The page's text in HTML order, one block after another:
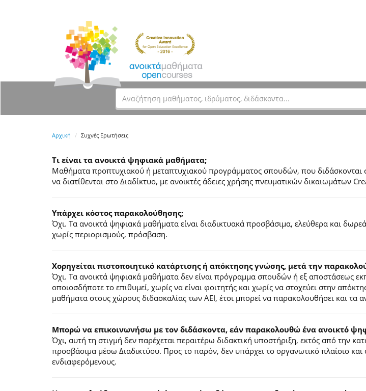
Αρχική Συχνές Ερωτήσεις
Τι είναι τα ανοικτά ψηφιακά μαθήματα;
Μαθήματα προπτυχιακού ή μεταπτυχιακού προγράμματος σπουδών, που διδάσκονται
να διατίθενται στο Διαδίκτυο, με ανοικτές άδειες χρήσης πνευματικών δικαιωμάτων
Υπάρχει κόστος παρακολούθησης;
Όχι. Τα ανοικτά ψηφιακά μαθήματα είναι διαδικτυακά προσβάσιμα, ελεύθερα και
χωρίς περιορισμούς, πρόσβαση.
Χορηγείται πιστοποιητικό κατάρτισης ή απόκτησης γνώσης, μετά την
Όχι. Τα ανοικτά ψηφιακά μαθήματα δεν είναι πρόγραμμα σπουδών ή εξ αποστάσεως
οποιοσδήποτε το επιθυμεί, χωρίς να είναι φοιτητής και χωρίς να στοχεύει στην
μαθήματα στους χώρους διδασκαλίας των ΑΕΙ, έτσι μπορεί να παρακολουθήσει και τα
Μπορώ να επικοινωνήσω με τον διδάσκοντα, εάν παρακολουθώ ένα ανοικτό
Όχι, αυτή τη στιγμή δεν παρέχεται περαιτέρω διδακτική υποστήριξη, εκτός από την
προσβάσιμα μέσω Διαδικτύου. Προς το παρόν, δεν υπάρχει το οργανωτικό πλαίσιο και
ενδιαφερόμενους.